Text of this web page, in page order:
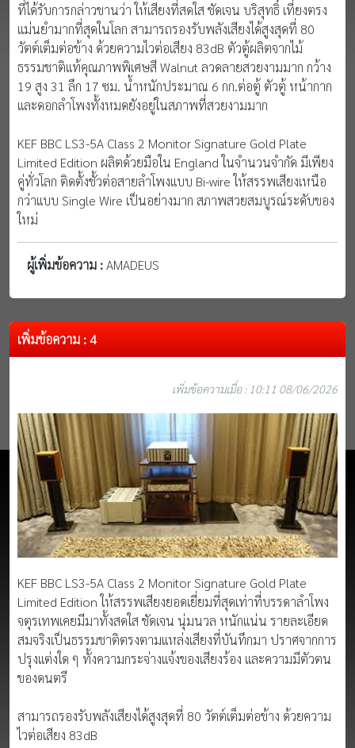
ที่ได้รับการกล่าวขานว่า ให้เสียงที่สดใส ชัดเจน บริสุทธิ์ เที่ยงตรง
แม่นยำมากที่สุดในโลก สามารถรองรับพลังเสียงได้สูงสุดที่ 80
วัตต์เต็มต่อข้าง ด้วยความไวต่อเสียง 83dB ตัวตู้ผลิตจากไม้
ธรรมชาติแท้คุณภาพพิเศษสี Walnut ลวดลายสวยงามมาก กว้าง
19 สูง 31 ลึก 17 ซม. น้ำหนักประมาณ 6 กก.ต่อตู้ ตัวตู้ หน้ากาก
และดอกลำโพงทั้งหมดยังอยู่ในสภาพที่สวยงามมาก
KEF BBC LS3-5A Class 2 Monitor Signature Gold Plate
Limited Edition ผลิตด้วยมือใน England ในจำนวนจำกัด มีเพียง
คู่ทั่วโลก ติดตั้งชั้วต่อสายลำโพงแบบ Bi-wire ให้สรรพเสียงเหนือ
กว่าแบบ Single Wire เป็นอย่างมาก สภาพสวยสมบูรณ์ระดับของ
ใหม่
ผู้เพิ่มข้อความ :AMADEUS
เพิ่มข้อความ : 4
เพิ่มข้อความเมื่อ : 10:11 08/06/2026
KEF BBC LS3-5A Class 2 Monitor Signature Gold Plate
Limited Edition ให้สรรพเสียงยอดเยี่ยมที่สุดเท่าที่บรรดาลำโพง
จตุรเทพเคยมีมาทั้งสดใส ชัดเจน นุ่มนวล หนักแน่น รายละเอียด
สมจริงเป็นธรรมชาติตรงตามแหล่งเสียงที่บันทึกมา ปราศจากการ
ปรุงแต่งใด ๆ ทั้งความกระจ่างแจ้งของเสียงร้อง และความมีตัวตน
ของดนตรี
สามารถรองรับพลังเสียงได้สูงสุดที่ 80 วัตต์เต็มต่อข้าง ด้วยความ
ไวต่อเสียง 83dB